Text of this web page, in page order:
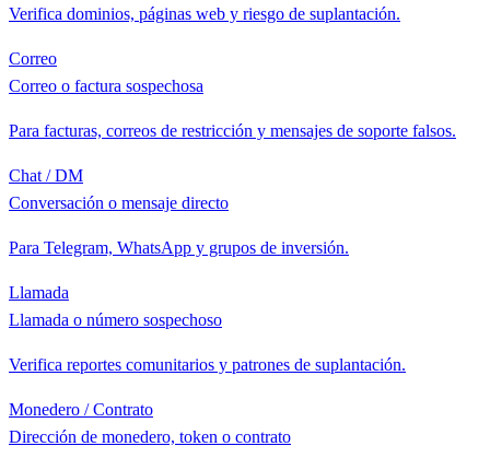
Verifica dominios, páginas web y riesgo de suplantación.
Correo
Correo o factura sospechosa
Para facturas, correos de restricción y mensajes de soporte falsos.
Chat / DM
Conversación o mensaje directo
Para Telegram, WhatsApp y grupos de inversión.
Llamada
Llamada o número sospechoso
Verifica reportes comunitarios y patrones de suplantación.
Monedero / Contrato
Dirección de monedero, token o contrato